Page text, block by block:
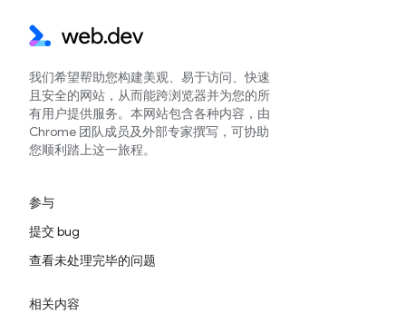
我们希望帮助您构建美观、易于访问、快速
且安全的网站，从而能跨浏览器并为您的所
有用户提供服务。本网站包含各种内容，由
Chrome 团队成员及外部专家撰写，可协助
您顺利踏上这一旅程。
参与
提交 bug
查看未处理完毕的问题
相关内容